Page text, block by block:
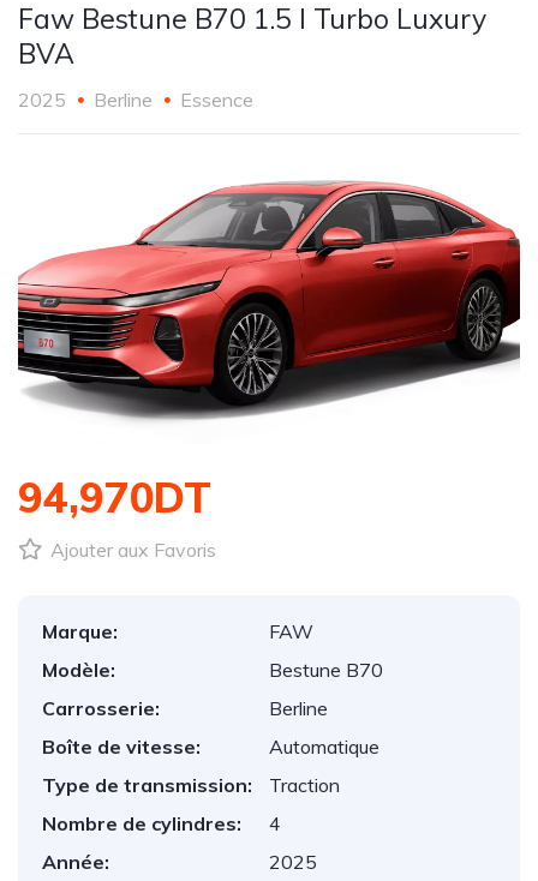
Faw Bestune B70 1.5 l Turbo Luxury
BVA
2025 Berline Essence
94,970DT
Ajouter aux Favoris
Marque:
FAW
Modèle:
Bestune B70
Carrosserie:
Berline
Boîte de vitesse:
Automatique
Type de transmission:
Traction
Nombre de cylindres:
4
Année:
2025